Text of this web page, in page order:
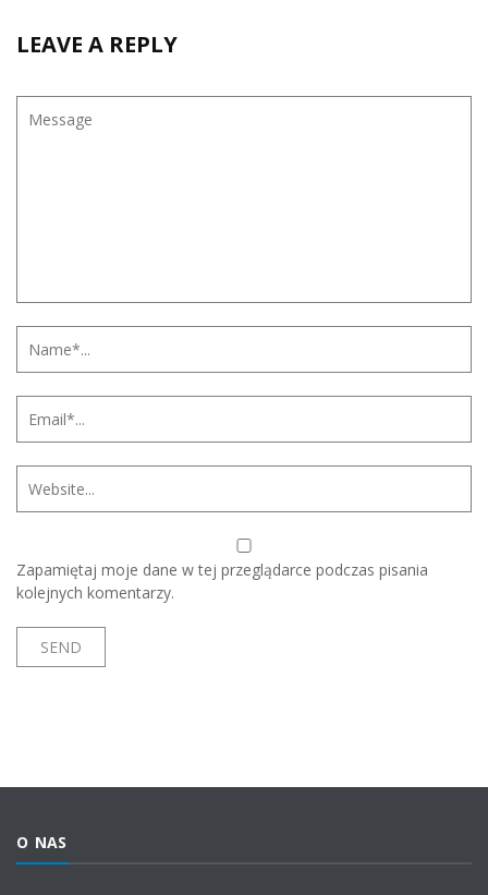
LEAVE A REPLY
Zapamiętaj moje dane w tej przeglądarce podczas pisania
kolejnych komentarzy.
O NAS